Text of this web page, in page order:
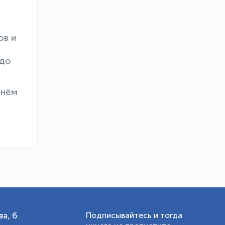
и
6
Подписывайтесь и тогда